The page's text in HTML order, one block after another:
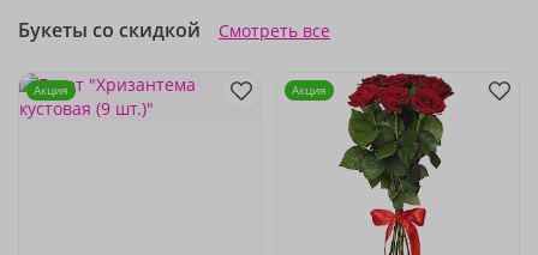
Букеты со скидкой Смотреть все
Акция Акция